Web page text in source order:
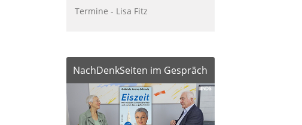
Termine - Lisa Fitz
NachDenkSeiten im Gespräch